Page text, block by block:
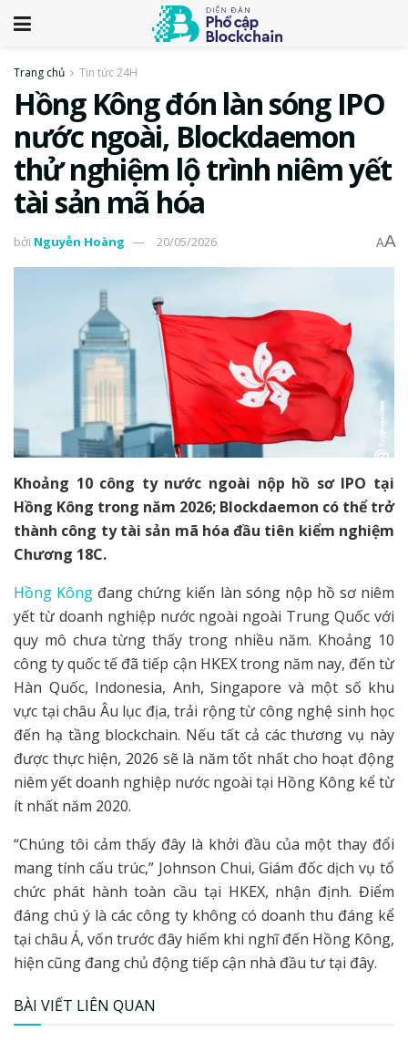
Trang chủ Tin tức 24H
Hồng Kông đón làn sóng IPO
nước ngoài, Blockdaemon
thử nghiệm lộ trình niêm yết
tài sản mã hóa
bởi Nguyễn Hoàng 20/05/2026 AA
Khoảng 10 công ty nước ngoài nộp hồ sơ IPO tại
Hồng Kông trong năm 2026; Blockdaemon có thể trở
thành công ty tài sản mã hóa đầu tiên kiểm nghiệm
Chương 18C.
Hồng Kông đang chứng kiến làn sóng nộp hồ sơ niêm
yết từ doanh nghiệp nước ngoài ngoài Trung Quốc với
quy mô chưa từng thấy trong nhiều năm. Khoảng 10
công ty quốc tế đã tiếp cận HKEX trong năm nay, đến từ
Hàn Quốc, Indonesia, Anh, Singapore và một số khu
vực tại châu Âu lục địa, trải rộng từ công nghệ sinh học
đến hạ tầng blockchain. Nếu tất cả các thương vụ này
được thực hiện, 2026 sẽ là năm tốt nhất cho hoạt động
niêm yết doanh nghiệp nước ngoài tại Hồng Kông kể từ
ít nhất năm 2020.
“Chúng tôi cảm thấy đây là khởi đầu của một thay đổi
mang tính cấu trúc,” Johnson Chui, Giám đốc dịch vụ tổ
chức phát hành toàn cầu tại HKEX, nhận định. Điểm
đáng chú ý là các công ty không có doanh thu đáng kể
tại châu Á, vốn trước đây hiếm khi nghĩ đến Hồng Kông,
hiện cũng đang chủ động tiếp cận nhà đầu tư tại đây.
BÀI VIẾT LIÊN QUAN